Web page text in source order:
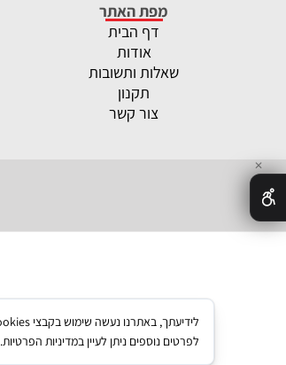
מפת האתר
דף הבית
אודות
שאלות ותשובות
תקנון
צור קשר
✕
לפרטים נוספים ניתן לעיין במדיניות הפרטיות.